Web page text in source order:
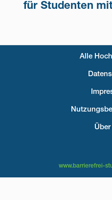
für Studenten
Alle
www.barrierefrei-